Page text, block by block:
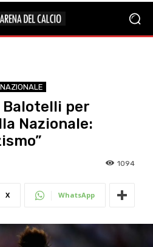
Balotelli per
Nazionale:
1094
X WhatsApp